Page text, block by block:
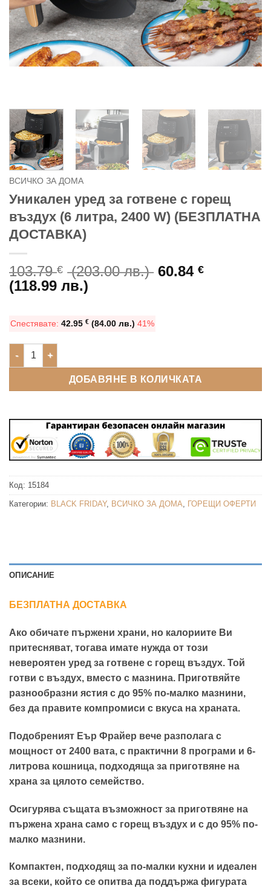
ВСИЧКО ЗА ДОМА
Уникален уред за готвене с горещ
въздух (6 литра, 2400 W) (БЕЗПЛАТНА
ДОСТАВКА)
103.79€ (203.00 лв.) Original
60.84€
(118.99 лв.)
60.84 €
Спестявате: 42.95 € (84.00 лв.) 41%
количество за Уникален уред за готвене с горещ въздух
ДОБАВЯНЕ В КОЛИЧКАТА
Код: 15184
Категории: BLACK FRIDAY, ВСИЧКО ЗА ДОМА, ГОРЕЩИ ОФЕРТИ
ОПИСАНИЕ
БЕЗПЛАТНА ДОСТАВКА
Ако обичате пържени храни, но калориите Ви
притесняват, тогава имате нужда от този
невероятен уред за готвене с горещ въздух. Той
готви с въздух, вместо с мазнина. Приготвяйте
разнообразни ястия с до 95% по-малко мазнини,
без да правите компромиси с вкуса на храната.
Подобреният Еър Фрайер вече разполага с
мощност от 2400 вата, с практични 8 програми и 6-
литрова кошница, подходяща за приготвяне на
храна за цялото семейство.
Осигурява същата възможност за приготвяне на
пържена храна само с горещ въздух и с до 95% по-
малко мазнини.
Компактен, подходящ за по-малки кухни и идеален
за всеки, който се опитва да поддържа фигурата